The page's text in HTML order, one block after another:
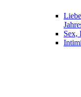
Sex,